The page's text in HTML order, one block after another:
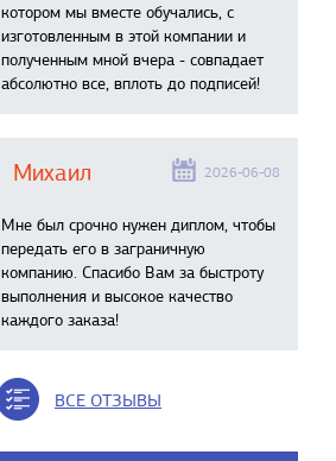
котором мы вместе обучались, с
изготовленным в этой компании и
полученным мной вчера - совпадает
абсолютно все, вплоть до подписей!
Михаил 2026-06-08
Мне был срочно нужен диплом, чтобы
передать его в заграничную
компанию. Спасибо Вам за быстроту
выполнения и высокое качество
каждого заказа!
ВСЕ ОТЗЫВЫ